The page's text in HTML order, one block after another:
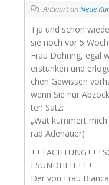
Antwort anNeue
Tja und schon
sie noch vor 5
Frau Döh­ring, egal
erstun­ken und
chen Gewis­sen
wenn Sie nur
ten Satz:
„Wat küm­mert
rad Adenauer)
+++ACHTUNG+++
ESUNDHEIT+++
Der von Frau